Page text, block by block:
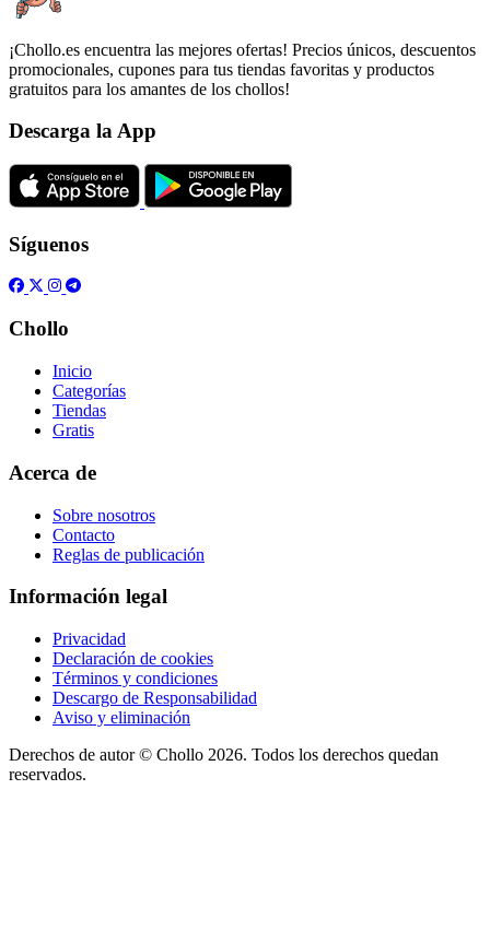
¡Chollo.es encuentra las mejores ofertas! Precios únicos, descuentos
promocionales, cupones para tus tiendas favoritas y productos
gratuitos para los amantes de los chollos!
Descarga la App
Síguenos
Chollo
Inicio
Categorías
Tiendas
Gratis
Acerca de
Sobre nosotros
Contacto
Reglas de publicación
Información legal
Privacidad
Declaración de cookies
Términos y condiciones
Descargo de Responsabilidad
Aviso y eliminación
Derechos de autor © Chollo 2026. Todos los derechos quedan
reservados.